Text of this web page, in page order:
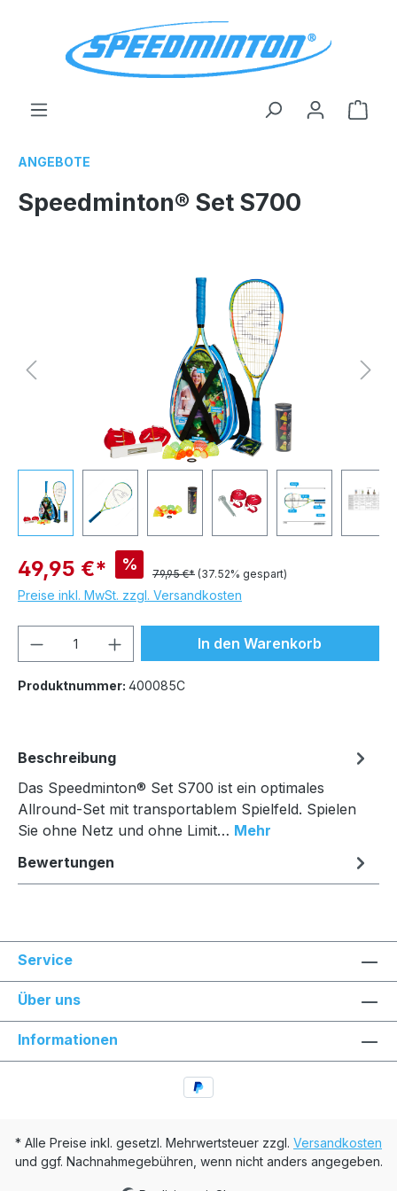
ANGEBOTE
Speedminton® Set S700
49,95 €* %
79,95 €* (37.52% gespart)
Preise inkl. MwSt. zzgl. Versandkosten
Produkt Anzahl: Gib denIn den Warenkorb
Produktnummer: 400085C
Beschreibung
Das Speedminton® Set S700 ist ein optimales
Allround-Set mit transportablem Spielfeld. Spielen
Sie ohne Netz und ohne Limit… Mehr
Bewertungen
Service
Über uns
Informationen
* Alle Preise inkl. gesetzl. Mehrwertsteuer zzgl. Versandkosten
und ggf. Nachnahmegebühren, wenn nicht anders angegeben.